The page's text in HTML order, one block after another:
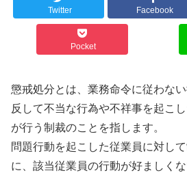
Twitter Facebook
Pocket
懲戒処分とは、業務命令に従わな
反して不当な行為や不祥事を起こ
が行う制裁のことを指します。
問題行動を起こした従業員に対し
に、該当従業員の行動が好ましく